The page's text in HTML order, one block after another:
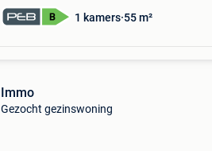
1 kamers 55 m²
Immo
Gezocht gezinswoning